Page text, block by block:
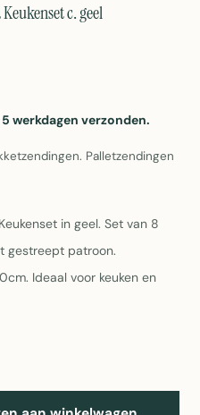
c. geel
werkdagen verzonden.
Palletzendingen
in geel. Set van 8
gestreept patroon.
Ideaal voor keuken en